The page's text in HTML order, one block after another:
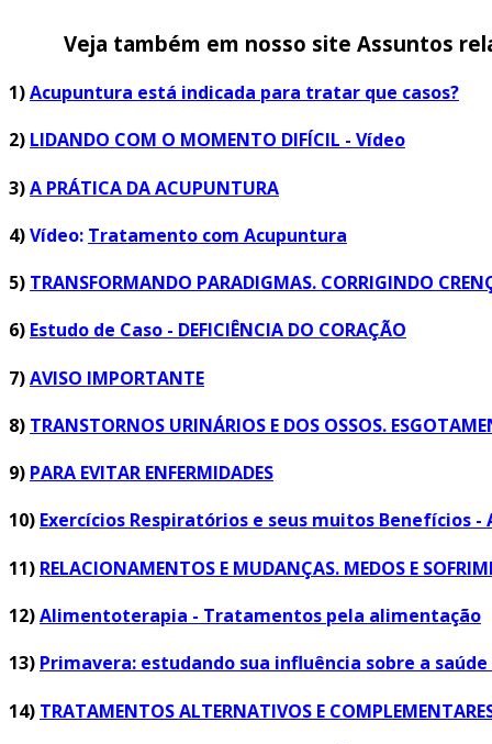
Veja também em nosso site Assuntos
1)Acupuntura está indicada para tratar que casos?
2) LIDANDO COM O MOMENTO DIFÍCIL - Vídeo
3)A PRÁTICA DA ACUPUNTURA
4)Vídeo: Tratamento com Acupuntura
5) TRANSFORMANDO PARADIGMAS. CORRIGINDO
6) Estudo de Caso - DEFICIÊNCIA DO CORAÇÃO
7)AVISO IMPORTANTE
8) TRANSTORNOS URINÁRIOS E DOS OSSOS.
9) PARA EVITAR ENFERMIDADES
10) Exercícios Respiratórios e seus muitos Benefícios -
11) RELACIONAMENTOS E MUDANÇAS. MEDOS E
12)Alimentoterapia - Tratamentos pela alimentação
13) Primavera: estudando sua influência sobre a
14) TRATAMENTOS ALTERNATIVOS E